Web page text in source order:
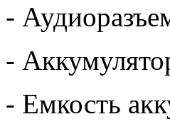
-
-
- Емкость